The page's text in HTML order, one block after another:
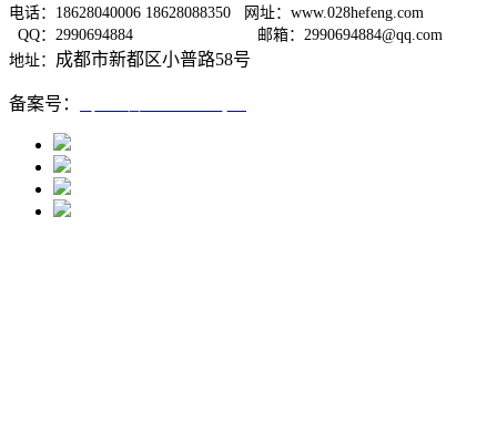
电话：18628040006 18628088350 网址：www.028hefeng.com
QQ：2990694884
邮箱：2990694884@qq.com
地址： 成都市新都区小普路58号
备案号：